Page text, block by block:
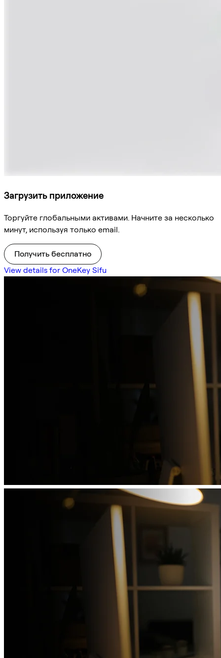
Загрузить приложение
Торгуйте глобальными активами. Начните за несколько
минут, используя только email.
Получить бесплатно
View details for OneKey Sifu